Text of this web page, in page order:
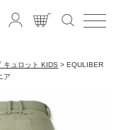
キュロット KIDS
EQULIBER
ア